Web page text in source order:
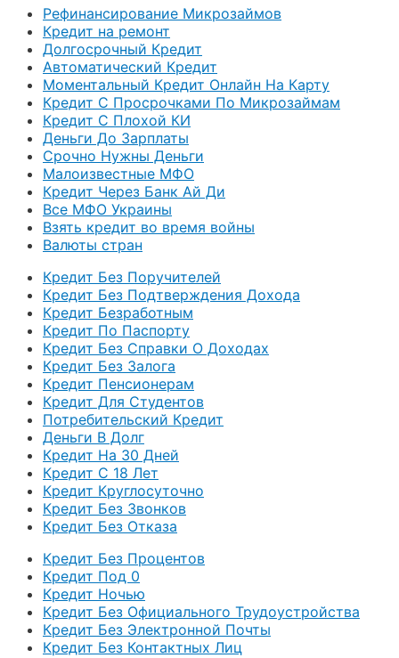
Рефинансирование Микрозаймов
Кредит на ремонт
Долгосрочный Кредит
Автоматический Кредит
Моментальный Кредит Онлайн На Карту
Кредит С Просрочками По Микрозаймам
Кредит С Плохой КИ
Деньги До Зарплаты
Срочно Нужны Деньги
Малоизвестные МФО
Кредит Через Банк Ай Ди
Все МФО Украины
Взять кредит во время войны
Валюты стран
Кредит Без Поручителей
Кредит Без Подтверждения Дохода
Кредит Безработным
Кредит По Паспорту
Кредит Без Справки О Доходах
Кредит Без Залога
Кредит Пенсионерам
Кредит Для Студентов
Потребительский Кредит
Деньги В Долг
Кредит На 30 Дней
Кредит С 18 Лет
Кредит Круглосуточно
Кредит Без Звонков
Кредит Без Отказа
Кредит Без Процентов
Кредит Под 0
Кредит Ночью
Кредит Без Официального Трудоустройства
Кредит Без Электронной Почты
Кредит Без Контактных Лиц